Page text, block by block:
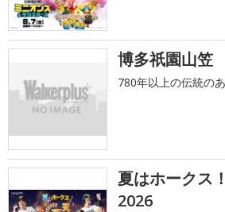
博多祇園山笠
780年以上の伝統の
夏はホークス
2026